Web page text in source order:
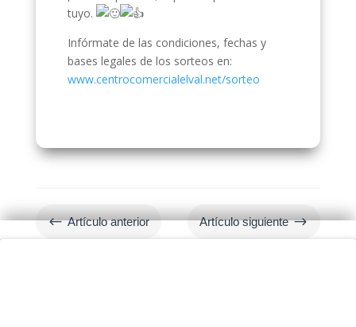
tuyo.
Infórmate de las condiciones, fechas y
bases legales de los sorteos en:
www.centrocomercialelval.net/sorteo
# Artículo anterior Artículo siguiente $